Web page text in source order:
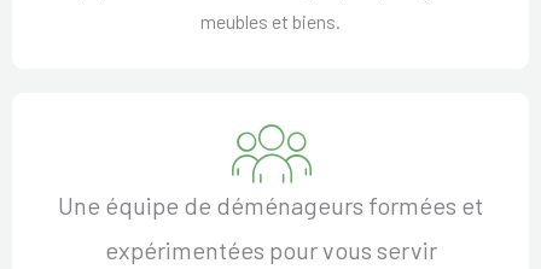
meubles et biens.
Une équipe de déménageurs formées et
expérimentées pour vous servir